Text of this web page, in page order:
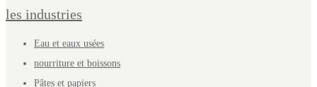
les industries
Eau et eaux usées
nourriture et boissons
Pâtes et papiers